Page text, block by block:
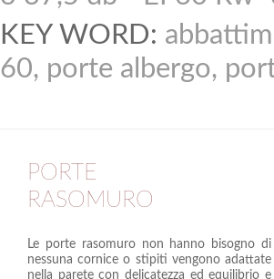
KEY WORD:
60, porte albergo,
PORTE
RASOMURO
Le porte rasomuro non hanno bisogno di
nessuna cornice o stipiti vengono adattate
nella parete con delicatezza ed equilibrio e